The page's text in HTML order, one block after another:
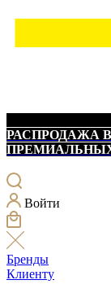
РАСПРОДАЖА
Войти
Бренды
Клиенту